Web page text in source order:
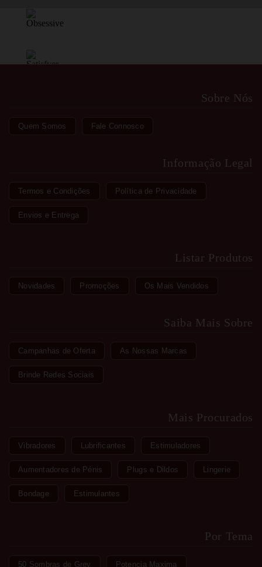
Sobre Nós
Quem Somos Fale Connosco
Informação Legal
Termos e Condições Política de Privacidade
Envios e Entrega
Listar Produtos
Novidades Promoções Os Mais Vendidos
Saiba Mais Sobre
Campanhas de Oferta As Nossas Marcas
Brinde Redes Sociais
Mais Procurados
Vibradores Lubrificantes Estimuladores
Aumentadores de Pénis Plugs e Dildos Lingerie
Bondage Estimulantes
Por Tema
50 Sombras de Grey Potencia Maxima